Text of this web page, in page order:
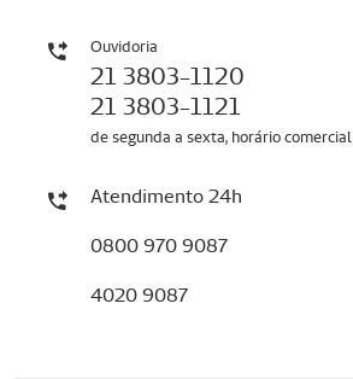
Ouvidoria
21 3803-1120
21 3803-1121
de segunda a sexta, horário comercial
Atendimento 24h
0800 970 9087
4020 9087